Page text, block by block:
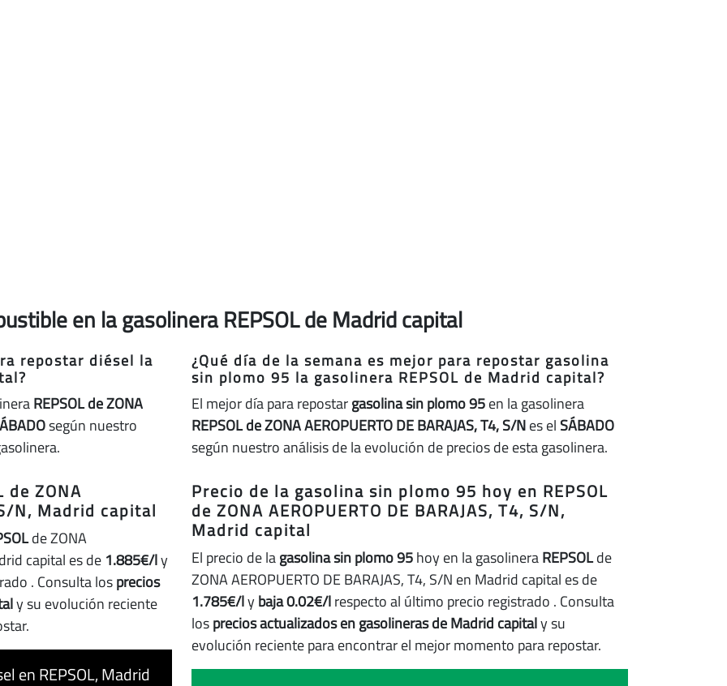
en la gasolinera REPSOL de Madrid capital
repostar diésel la
REPSOL de ZONA
según nuestro
de ZONA
S/N, Madrid capital
de ZONA
capital es de 1.885€/ly
. Consulta losprecios
y su evolución reciente
en REPSOL, Madrid
¿Qué día de la semana es mejor para repostar gasolina
sin plomo 95 la gasolinera REPSOL de Madrid capital?
El mejor día para repostargasolina sin plomo 95en la gasolinera
REPSOL de ZONA AEROPUERTO DE BARAJAS, T4, S/Nes elSÁBADO
según nuestro análisis de la evolución de precios de esta gasolinera.
Precio de la gasolina sin plomo 95 hoy en REPSOL
de ZONA AEROPUERTO DE BARAJAS, T4, S/N,
Madrid capital
El precio de lagasolina sin plomo 95hoy en la gasolineraREPSOLde
ZONA AEROPUERTO DE BARAJAS, T4, S/N en Madrid capital es de
1.785€/lybaja 0.02€/lrespecto al último precio registrado . Consulta
losprecios actualizados en gasolineras de Madrid capitaly su
evolución reciente para encontrar el mejor momento para repostar.